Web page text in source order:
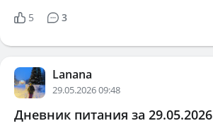
5
3
Lanana
29.05.2026 09:48
Дневник питания за 29.05.2026